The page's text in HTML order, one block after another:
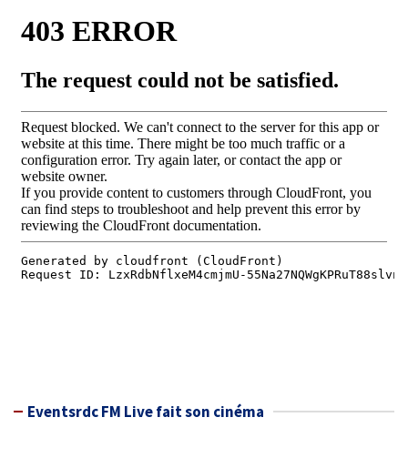
Eventsrdc FM Live fait son cinéma